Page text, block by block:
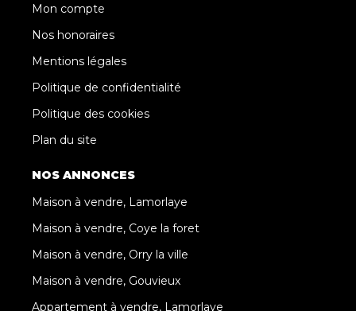
Mon compte
Nos honoraires
Mentions légales
Politique de confidentialité
Politique des cookies
Plan du site
NOS ANNONCES
Maison à vendre, Lamorlaye
Maison à vendre, Coye la foret
Maison à vendre, Orry la ville
Maison à vendre, Gouvieux
Appartement à vendre, Lamorlaye